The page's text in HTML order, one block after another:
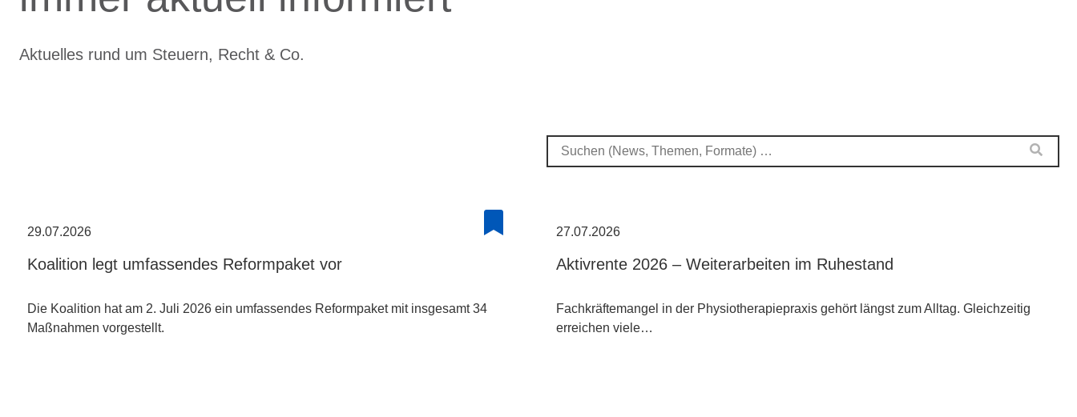
Aktuelles rund um Steuern, Recht & Co.
29.07.2026
Koalition legt umfassendes Reformpaket vor
Die Koalition hat am 2. Juli 2026 ein umfassendes Reformpaket mit insgesamt 34
Maßnahmen vorgestellt.
27.07.2026
Aktivrente 2026 – Weiterarbeiten im Ruhestand
Fachkräftemangel in der Physiotherapiepraxis gehört längst zum Alltag. Gleichzeitig
erreichen viele…